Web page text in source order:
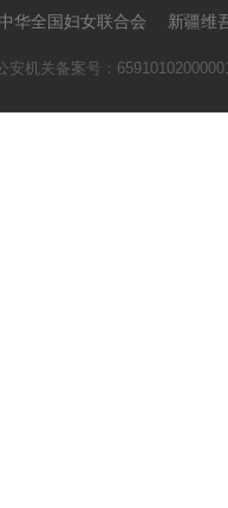
中华全国妇女联合会 新疆维
安机关备案号：